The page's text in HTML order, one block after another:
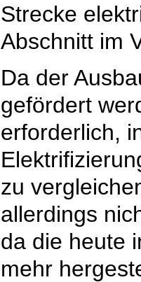
Strecke
Abschnitt im
Da der
gefördert
erforderlich,
zu
allerdings
da die heute
mehr